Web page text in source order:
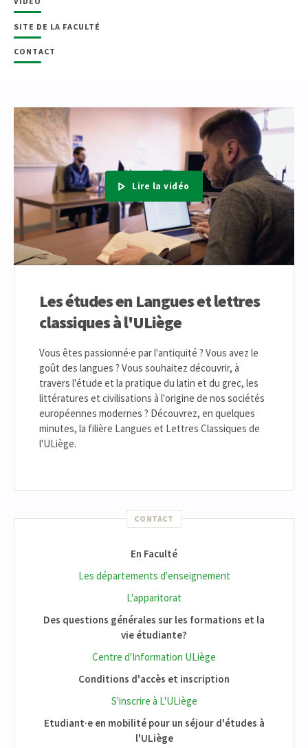
SITE DE LA FACULTÉ
CONTACT
Lire la vidéo
Les études en Langues et lettres
classiques à l'ULiège
Vous êtes passionné·e par l'antiquité ? Vous avez le
goût des langues ? Vous souhaitez découvrir, à
travers l'étude et la pratique du latin et du grec, les
littératures et civilisations à l'origine de nos sociétés
européennes modernes ? Découvrez, en quelques
minutes, la filière Langues et Lettres Classiques de
l'ULiège.
CONTACT
En Faculté
Les départements d'enseignement
L'apparitorat
Des questions générales sur les formations et la
vie étudiante?
Centre d'Information ULiège
Conditions d'accès et inscription
S'inscrire à L'ULiège
Etudiant·e en mobilité pour un séjour d'études à
l'ULiège